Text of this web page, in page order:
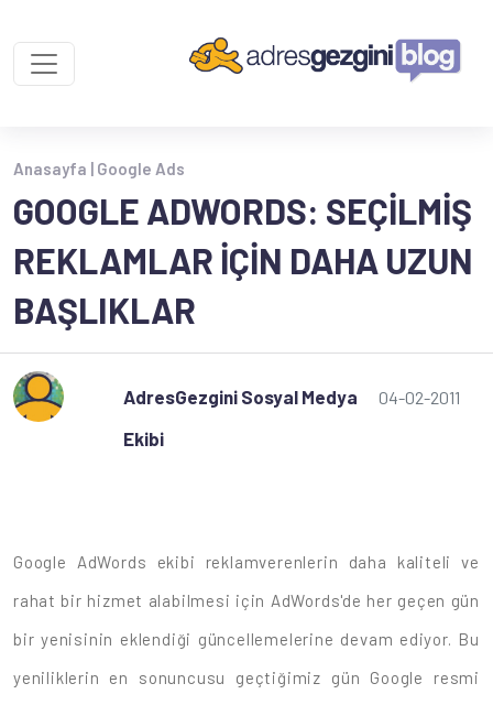
Anasayfa | Google Ads
GOOGLE ADWORDS: SEÇILMIŞ
REKLAMLAR IÇIN DAHA UZUN
BAŞLIKLAR
AdresGezgini Sosyal Medya
Ekibi
04-02-2011
Google AdWords ekibi reklamverenlerin daha kaliteli ve
rahat bir hizmet alabilmesi için AdWords'de her geçen gün
bir yenisinin eklendiği güncellemelerine devam ediyor. Bu
yeniliklerin en sonuncusu geçtiğimiz gün Google resmi